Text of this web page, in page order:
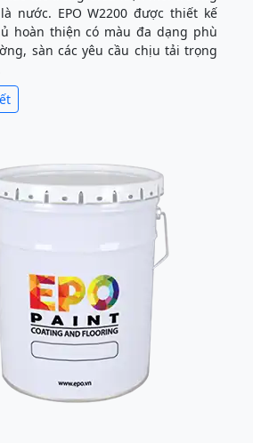
nước. EPO W2200 được thiết kế
hoàn thiện có màu đa dạng phù
sàn các yêu cầu chịu tải trọng